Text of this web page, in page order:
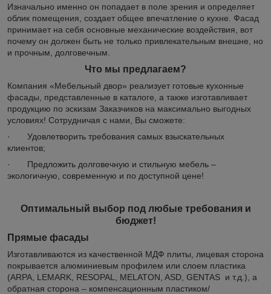
Изначально именно он попадает в поле зрения и определяет
облик помещения, создает общее впечатление о кухне. Фасад
принимает на себя основные механические воздействия, вот
почему он должен быть не только привлекательным внешне, но
и прочным, долговечным.
Что мы предлагаем?
Компания «Мебельный двор» реализует готовые кухонные
фасады, представленные в каталоге, а также изготавливает
продукцию по эскизам Заказчиков на максимально выгодных
условиях! Сотрудничая с нами, Вы сможете:
· Удовлетворить требования самых взыскательных
клиентов;
· Предложить долговечную и стильную мебель –
экологичную, современную и по доступной цене!
Оптимальный выбор под любые требования и
бюджет!
Прямые фасады
Изготавливаются из качественной МДФ плиты, лицевая сторона
покрывается алюминиевым профилем или слоем пластика
(ARPA, LEMARK, RESOPAL, MELATON, ASD, GENTAS и т.д.), а
обратная сторона – компенсационным пластиком/